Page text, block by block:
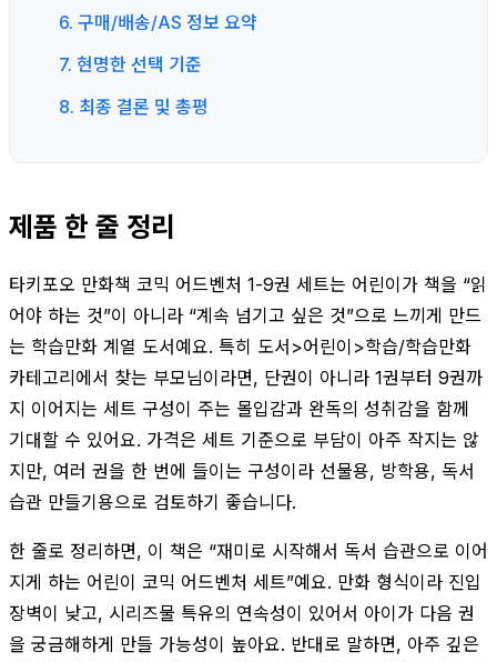
6. 구매/배송/AS 정보 요약
7. 현명한 선택 기준
8. 최종 결론 및 총평
제품 한 줄 정리
타키포오 만화책 코믹 어드벤처 1-9권 세트는 어린이가 책을 “읽
어야 하는 것”이 아니라 “계속 넘기고 싶은 것”으로 느끼게 만드
는 학습만화 계열 도서예요. 특히 도서>어린이>학습/학습만화
카테고리에서 찾는 부모님이라면, 단권이 아니라 1권부터 9권까
지 이어지는 세트 구성이 주는 몰입감과 완독의 성취감을 함께
기대할 수 있어요. 가격은 세트 기준으로 부담이 아주 작지는 않
지만, 여러 권을 한 번에 들이는 구성이라 선물용, 방학용, 독서
습관 만들기용으로 검토하기 좋습니다.
한 줄로 정리하면, 이 책은 “재미로 시작해서 독서 습관으로 이어
지게 하는 어린이 코믹 어드벤처 세트”예요. 만화 형식이라 진입
장벽이 낮고, 시리즈물 특유의 연속성이 있어서 아이가 다음 권
을 궁금해하게 만들 가능성이 높아요. 반대로 말하면, 아주 깊은